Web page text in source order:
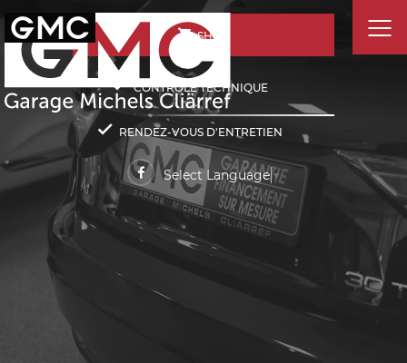
SHOP
CONTRÔLE TECHNIQUE
RENDEZ-VOUS D'ENTRETIEN
Select Language▼